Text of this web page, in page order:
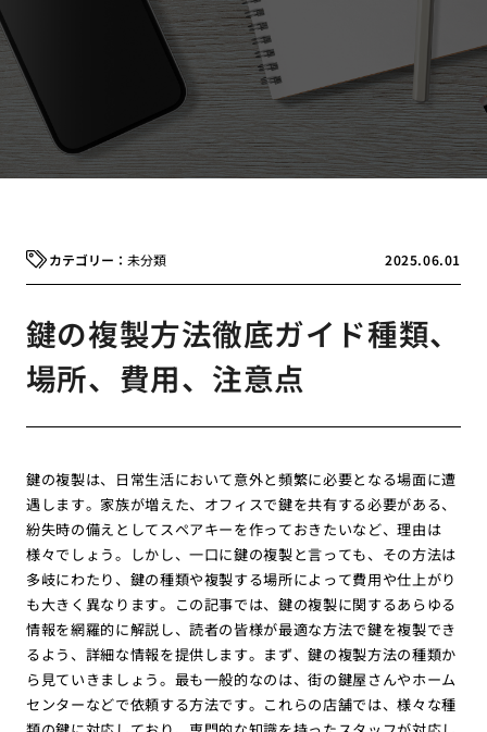
2025.06.01
未分類
鍵の複製方法徹底ガイド種類、
場所、費用、注意点
鍵の複製は、日常生活において意外と頻繁に必要となる場面に遭
遇します。家族が増えた、オフィスで鍵を共有する必要がある、
紛失時の備えとしてスペアキーを作っておきたいなど、理由は
様々でしょう。しかし、一口に鍵の複製と言っても、その方法は
多岐にわたり、鍵の種類や複製する場所によって費用や仕上がり
も大きく異なります。この記事では、鍵の複製に関するあらゆる
情報を網羅的に解説し、読者の皆様が最適な方法で鍵を複製でき
るよう、詳細な情報を提供します。まず、鍵の複製方法の種類か
ら見ていきましょう。最も一般的なのは、街の鍵屋さんやホーム
センターなどで依頼する方法です。これらの店舗では、様々な種